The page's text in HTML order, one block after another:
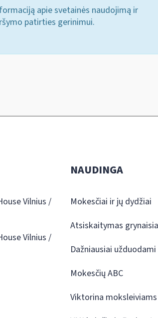
apie svetainės naudojimą ir
patirties gerinimui.
Vilnius /
Vilnius /
NAUDINGA
Mokesčiai ir jų dydžiai
Atsiskaitymas
Dažniausiai
Mokesčių ABC
Viktorina moksleiviams